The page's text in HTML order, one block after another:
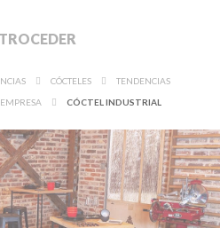
CÓCTELES
TENDENCIAS
CÓCTEL INDUSTRIAL